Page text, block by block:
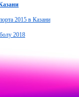
2015 в Казани
2018